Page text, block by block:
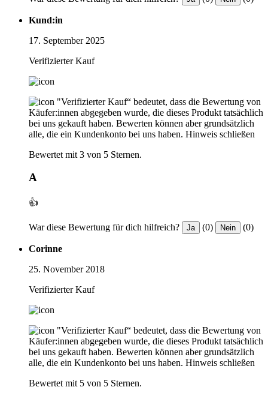
Kund:in
17. September 2025
Verifizierter Kauf
"Verifizierter Kauf“ bedeutet, dass die Bewertung von
Käufer:innen abgegeben wurde, die dieses Produkt tatsächlich
bei uns gekauft haben. Bewerten können aber grundsätzlich
alle, die ein Kundenkonto bei uns haben. Hinweis schließen
Bewertet mit 3 von 5 Sternen.
A
👍
War diese Bewertung für dich hilfreich? Ja (0) Nein (0)
Corinne
25. November 2018
Verifizierter Kauf
"Verifizierter Kauf“ bedeutet, dass die Bewertung von
Käufer:innen abgegeben wurde, die dieses Produkt tatsächlich
bei uns gekauft haben. Bewerten können aber grundsätzlich
alle, die ein Kundenkonto bei uns haben. Hinweis schließen
Bewertet mit 5 von 5 Sternen.